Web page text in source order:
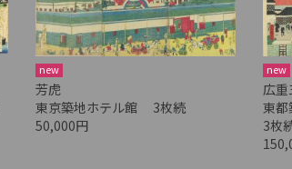
new
芳虎
東京築地ホテル館 3枚続
50,000円
new
広重
東
3枚